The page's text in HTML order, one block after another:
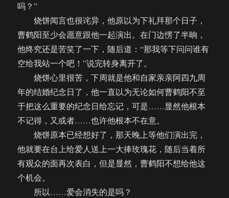
吗？”
烧饼闻言也很诧异，他原以为下礼拜那个日子，
曹鹤阳至少会愿意跟他一起演出。在门边愣了半晌，
他终究还是苦笑了一下，随后道：“那我等下问问谁有
空给我站一个吧！”说完转身离开了。
烧饼心里很苦，下周就是他和自家亲亲阿四九周
年的结婚纪念日了，他一直以为无论如何曹鹤阳不至
于把这么重要的纪念日给忘记，可是……显然他根本
不记得，又或者……也许他根本不在意。
烧饼原本已经想好了，那天晚上等他们演出完，
他就要在台上给爱人送上一大捧玫瑰花，随后当着所
有观众的面再次表白，但是显然，曹鹤阳不想给他这
个机会。
所以……爱会消失的是吗？